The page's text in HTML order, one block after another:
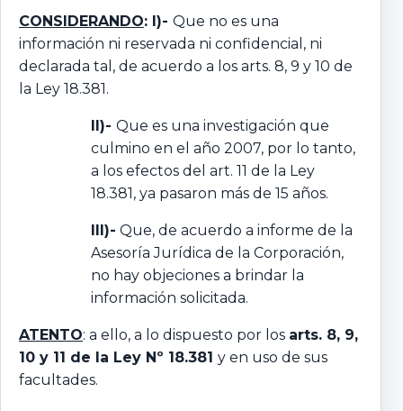
CONSIDERANDO: I)- Que no es una
información ni reservada ni confidencial, ni
declarada tal, de acuerdo a los arts. 8, 9 y 10 de
la Ley 18.381.
II)- Que es una investigación que
culmino en el año 2007, por lo tanto,
a los efectos del art. 11 de la Ley
18.381, ya pasaron más de 15 años.
III)- Que, de acuerdo a informe de la
Asesoría Jurídica de la Corporación,
no hay objeciones a brindar la
información solicitada.
ATENTO: a ello, a lo dispuesto por los arts. 8, 9,
10 y 11 de la Ley Nº 18.381 y en uso de sus
facultades.